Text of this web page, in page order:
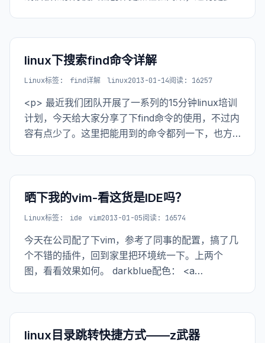
linux下搜索find命令详解
Linux标签: find详解 linux2013-01-14阅读: 16257
<p> 最近我们团队开展了一系列的15分钟linux培训
计划，今天给大家分享了下find命令的使用，不过内
容有点少了。这里把能用到的命令都列一下，也方
晒下我的vim-看这货是IDE吗？
Linux标签: ide vim2013-01-05阅读: 16574
今天在公司配了下vim，参考了同事的配置，搞了几
个不错的插件，回到家里把环境统一下。上两个
图，看看效果如何。 darkblue配色： <a
linux目录跳转快捷方式——z武器